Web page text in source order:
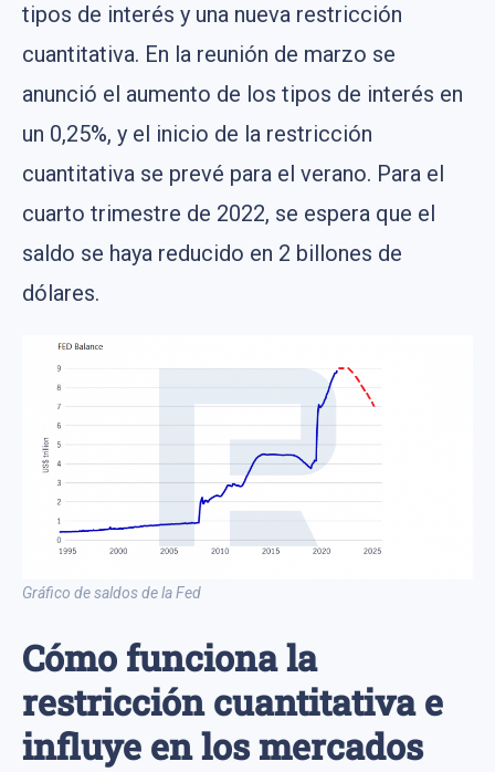
tipos de interés y una nueva restricción
cuantitativa. En la reunión de marzo se
anunció el aumento de los tipos de interés en
un 0,25%, y el inicio de la restricción
cuantitativa se prevé para el verano. Para el
cuarto trimestre de 2022, se espera que el
saldo se haya reducido en 2 billones de
dólares.
Gráfico de saldos de la Fed
Cómo funciona la
restricción cuantitativa e
influye en los mercados